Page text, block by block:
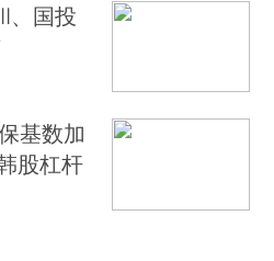
、国投
基数加
股杠杆